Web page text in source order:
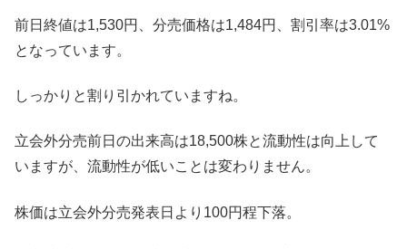
前日終値は1,530円、分売価格は1,484円、割引率は3.01%
となっています。
しっかりと割り引かれていますね。
立会外分売前日の出来高は18,500株と流動性は向上して
いますが、流動性が低いことは変わりません。
株価は立会外分売発表日より100円程下落。